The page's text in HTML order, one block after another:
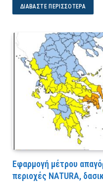
ΔΙΑΒΆΣΤΕ ΠΕΡΙΣΣΌΤΕΡΑ
Εφαρμογή μέτρου
περιοχές NATURA,